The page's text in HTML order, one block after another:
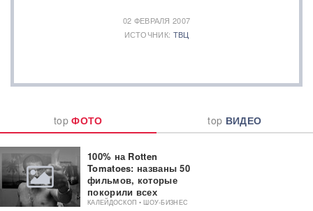
02 ФЕВРАЛЯ 2007
ИСТОЧНИК: ТВЦ
topФОТО top ВИДЕО
100% на Rotten
Tomatoes: названы 50
фильмов, которые
покорили всех
критиков
КАЛЕЙДОСКОП • ШОУ-БИЗНЕС